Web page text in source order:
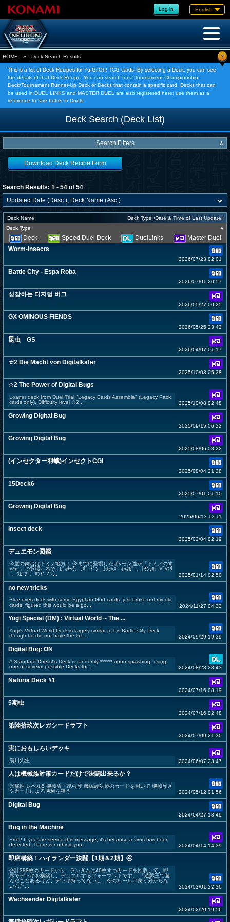
Log in English
HOME » Deck Search Results ?
This is a list of Deck Recipes for Yu-Gi-Oh! TCG cards. By selecting a Deck, you can see
the details of that Deck Recipe. You can search for a Tournament Championship
Deck/Tournament Runner-Up Deck or Decks that contain a specific card. Decks that can
be used in DUEL LINKS and MASTER DUEL are also registered here; use them as a
reference to fare better in Duels.
Deck Search (Deck List)
Search Filters ∧
Download Deck Recipe Form
Search Results: 1 - 54 of 54
Deck Name
Deck Type /Date & Time of Last Update:
Deck Type
∨
Deck Speed Duel Deck DuelLinks
Master Duel
Worm-Insects
2026/07/23 02:01
Battle City - Espa Roba
2026/07/01 20:57
성장하는 디지털 버그
2026/05/27 00:25
GX OMINOUS FIENDS
2026/05/25 23:42
昆虫 GS
2026/04/07 01:17
☆2 Die Macht von Digitalkäfer
2025/10/08 05:28
☆2 The Power of Digital Bugs
Loaner deck from Duel Trial "Legacy Cards Assemble" (Legacy Pack
cards only). Difficulty level ☆2...
2025/10/08 02:48
Growing Digital Bug
2025/09/15 06:22
Growing Digital Bug
2025/08/06 08:22
(インセクター羽蛾)インセクトCGI
2025/08/04 21:28
15Deck6
2025/07/01 01:10
Growing Digital Bug
2025/06/13 13:11
Insect deck
2025/02/04 02:19
デュエモン図鑑
今度の舞台はドミノ地方！ 今までに登場したポ○モン達が「ドミノのす
がた」で登場するぞ‼ ﾋﾟｶﾁｭｳ、ﾘｻﾞｰﾄﾞﾝ、ｶﾒｯｸｽ、ｷｬﾀﾋﾟｰ、ﾄﾗﾝｾﾙ、ﾊﾞﾀﾌﾘ
ｰ、ｽﾋﾟｱｰ、ｻﾝﾄﾞﾊﾟﾝ...
2025/01/14 02:50
no new tricks
Blue eyes deck with some Egyptian God cards. just broke out my old
cards, figured this would be a go...
2024/11/27 04:33
Yugi Special (DM) : Virtual World ~ The ...
Yugi's Virtual World Deck is largely similar to his Battle City Deck,
though he did not have the lux...
2024/09/29 19:39
Digital Bug: ON
A Standard Duelist's Deck is randomly ****** upon spawning, using
one of several possible Decks for ...
2024/08/28 23:43
Naturia Deck #1
2024/07/16 08:19
5期虫
2024/07/16 02:48
第陸拾玖次レガシードラフト
2024/07/09 21:30
実におもしろいデッキ
湯川先生 2024/06/07 23:47
人は機械族対策カードだけで決闘出来るか？
光属性 レベル5 機械族・昆虫族 機械族対策のカードを用いて 機械族メ
タカードによる勝利を狙う
2024/05/12 01:56
Digital Bug
2024/04/27 13:49
Bug in the Machine
Error! If you are seeing this message, it's because a virus has been
detected. There is nothing you...
2024/04/14 14:39
即席構築！ハイランダー決闘【1期＆2期】④
合計388枚のカードから、ランダムに40枚ずつカードを回収して、即
席でデッキを構築し、デュエルするフォーマットです。 「遊戯王で遊
んだことあるけど、デッキ持ってないし、今のルールは良く分からな
いんだ...
2024/03/01 22:36
Wachsender Digitalkäfer
2024/02/20 19:56